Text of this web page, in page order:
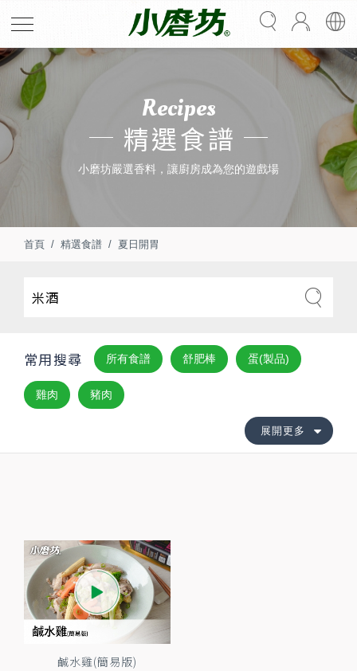
Recipes
精選食譜
小磨坊嚴選香料，讓廚房成為您的遊戲場
首頁 精選食譜 夏日開胃
常用搜尋 所有食譜 舒肥棒 蛋(製品)
雞肉 豬肉
展開更多
鹹水雞(簡易版)